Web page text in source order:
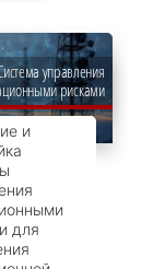
управления
рисками
и
для